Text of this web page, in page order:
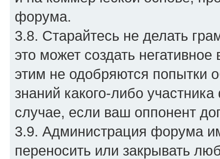
форума.
3.8. Старайтесь не делать
это может создать
этим не одобряются попытки
знаний какого-либо
случае, если ваш оппонент
3.9. Администрация форума
переносить или закрывать